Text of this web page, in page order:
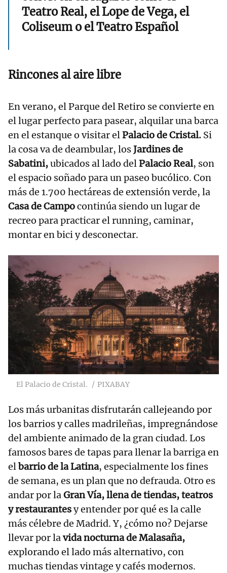
Teatro Real, el Lope de Vega, el
Coliseum o el Teatro Español
Rincones al aire libre
En verano, el Parque del Retiro se convierte en
el lugar perfecto para pasear, alquilar una barca
en el estanque o visitar elPalacio de Cristal. Si
la cosa va de deambular, losJardines de
Sabatini,ubicados al lado delPalacio Real, son
el espacio soñado para un paseo bucólico. Con
más de 1.700 hectáreas de extensión verde, la
Casa de Campocontinúa siendo un lugar de
recreo para practicar el running, caminar,
montar en bici y desconectar.
El Palacio de Cristal. PIXABAY
Los más urbanitas disfrutarán callejeando por
los barrios y calles madrileñas, impregnándose
del ambiente animado de la gran ciudad. Los
famosos bares de tapas para llenar la barriga en
elbarrio de la Latina, especialmente los fines
de semana, es un plan que no defrauda. Otro es
andar por laGran Vía, llena de tiendas, teatros
y restaurantesy entender por qué es la calle
más célebre de Madrid. Y, ¿cómo no? Dejarse
llevar por lavida nocturna de Malasaña,
explorando el lado más alternativo, con
muchas tiendas vintage y cafés modernos.